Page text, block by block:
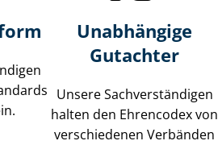
Unabhängige
Gutachter
Unsere Sach­ver­stän­di­gen
halten den Ehrencodex von
verschiedenen Verbänden